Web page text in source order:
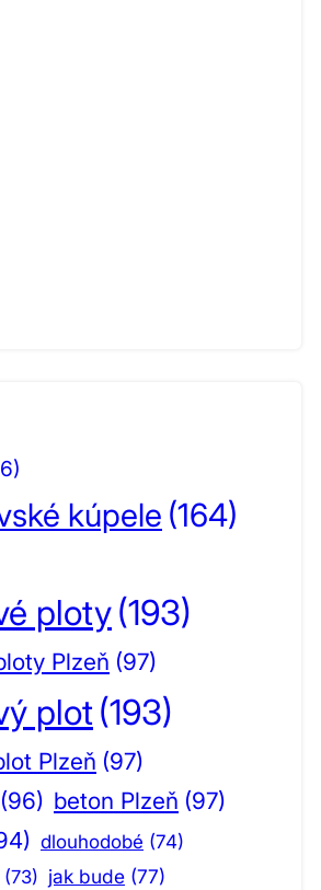
kúpele (164)
ploty(193)
Plzeň (97)
plot (193)
Plzeň (97)
(96) beton Plzeň (97)
dlouhodobé (74)
(73) jak bude (77)